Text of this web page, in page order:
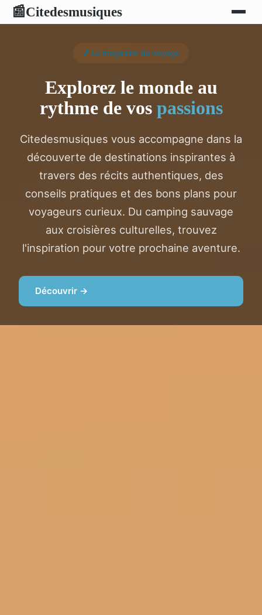
📰Citedesmusiques
🎵 Le magazine du voyage
Explorez le monde au
rythme de vos passions
Citedesmusiques vous accompagne dans la
découverte de destinations inspirantes à
travers des récits authentiques, des
conseils pratiques et des bons plans pour
voyageurs curieux. Du camping sauvage
aux croisières culturelles, trouvez
l'inspiration pour votre prochaine aventure.
Découvrir →